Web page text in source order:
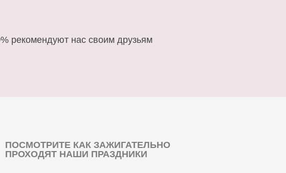
рекомендуют нас своим друзьям
ПОСМОТРИТЕ КАК ЗАЖИГАТЕЛЬНО
ПРОХОДЯТ НАШИ ПРАЗДНИКИ